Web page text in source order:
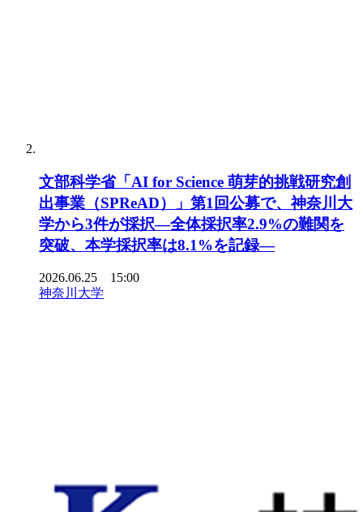
文部科学省「AI for Science 萌芽的挑戦研究創
出事業（SPReAD）」第1回公募で、神奈川大
学から3件が採択―全体採択率2.9%の難関を
突破、本学採択率は8.1%を記録―
2026.06.25 15:00
神奈川大学